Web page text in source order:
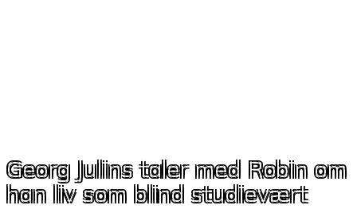
Georg Julins taler med Robin om
han liv som blind studievært